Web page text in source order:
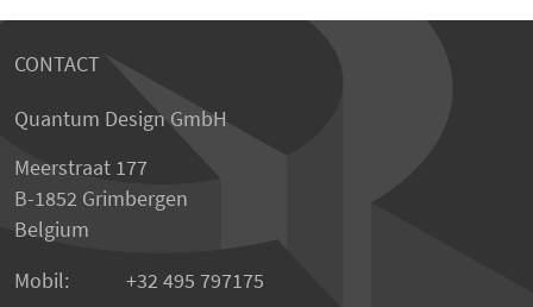
CONTACT
Quantum Design GmbH
Meerstraat 177
B-1852 Grimbergen
Belgium
Mobil:
+32 495 797175